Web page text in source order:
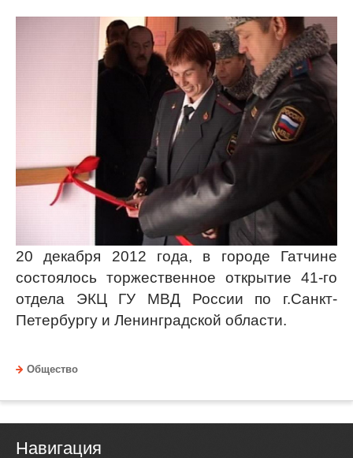
20 декабря 2012 года, в городе Гатчине
состоялось торжественное открытие 41-го
отдела ЭКЦ ГУ МВД России по г.Санкт-
Петербургу и Ленинградской области.
Общество
Навигация